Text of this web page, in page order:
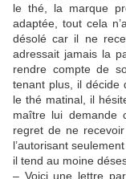
le thé, la marque
adaptée, tout cela
désolé car il ne
adressait jamais la
rendre compte de
tenant plus, il décide
le thé matinal, il
maître lui demande
regret de ne
l’autorisant
il tend au moine
– Voici une lettre